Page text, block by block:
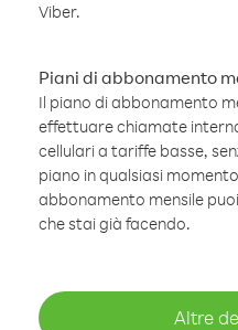
Viber.
Piani di abbonamento
Il piano di abbonamento
effettuare chiamate
cellulari a tariffe basse,
piano in qualsiasi
abbonamento mensile
che stai già facendo.
Altre